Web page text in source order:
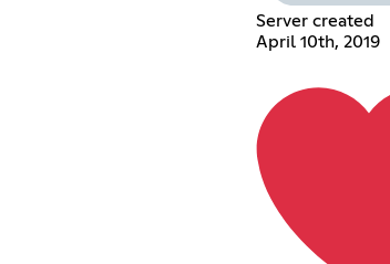
Server created
April 10th, 2019